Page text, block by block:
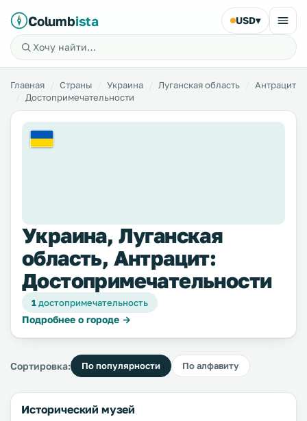
Columbista USD▾
Главная Страны Украина Луганская область
Антрацит
Достопримечательности
Украина, Луганская
область, Антрацит:
Достопримечательности
1достопримечательность
Подробнее о городе →
Сортировка: По популярности По алфавиту
Исторический музей